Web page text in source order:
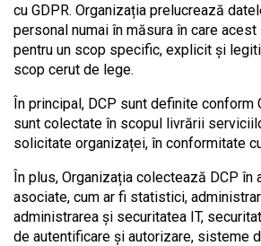
cu GDPR. Organizația prelucrează
personal numai în măsura în care
pentru un scop specific, explicit și
scop cerut de lege.
În principal, DCP sunt definite conform
sunt colectate în scopul livrării
solicitate organizaței, în conformitate
În plus, Organizația colectează DCP în
asociate, cum ar fi statistici,
administrarea și securitatea IT,
de autentificare și autorizare, sisteme